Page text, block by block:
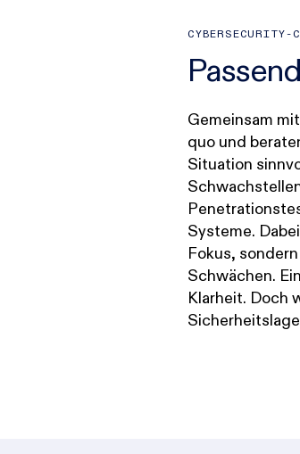
CYBERSECURITY-
Gemeinsam
quo und
Situation
Systeme.
Fokus,
Schwächen.
Klarheit. Doch
bereits – und
systematische
Genau hier setzt
erste
bestehendes
möchten:
strukturierten